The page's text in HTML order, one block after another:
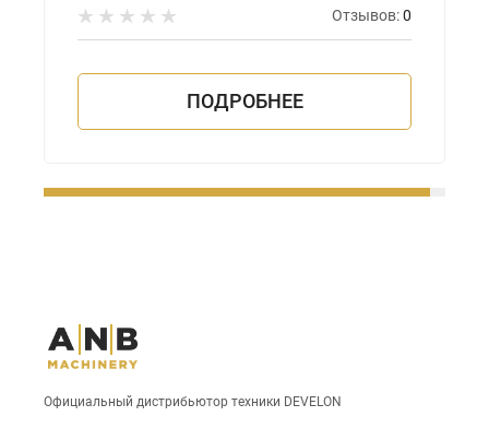
Отзывов:0
ПОДРОБНЕЕ
Официальный дистрибьютор техники DEVELON